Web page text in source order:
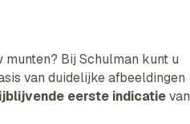
Bij Schulman kunt u
van duidelijke afbeeldingen
eerste indicatievan